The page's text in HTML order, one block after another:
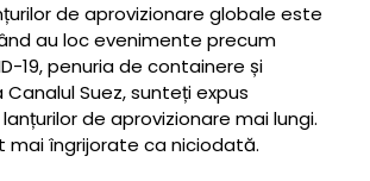
de aprovizionare globale este
au loc evenimente precum
19, penuria de containere și
Suez, sunteți expus
de aprovizionare mai lungi.
mai îngrijorate ca niciodată.